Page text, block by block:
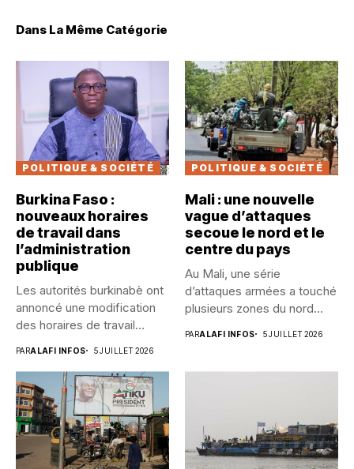
Dans La Même Catégorie
POLITIQUE & SOCIÉTÉ
Burkina Faso :
nouveaux horaires
de travail dans
l’administration
publique
Les autorités burkinabè ont
annoncé une modification
des horaires de travail
PARALAFI INFOS 5 JUILLET 2026
POLITIQUE & SOCIÉTÉ
Mali : une nouvelle
vague d’attaques
secoue le nord et le
centre du pays
Au Mali, une série
d’attaques armées a touché
plusieurs zones du nord...
PARALAFI INFOS 5 JUILLET 2026